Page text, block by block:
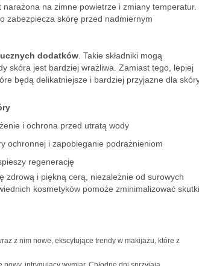
na zimne powietrze i zmiany temperatur.
zabezpiecza skórę przed nadmiernym
dodatków . Takie składniki mogą
skóra jest bardziej wrażliwa. Zamiast tego, lepiej
będą delikatniejsze i bardziej przyjazne dla
i ochrona przed utratą wody
ochronnej i zapobieganie podrażnieniom
regenerację
zdrową i piękną cerą, niezależnie od surowych
kosmetyków pomoże zminimalizować skutki
z nim nowe, ekscytujące trendy w makijażu, które z